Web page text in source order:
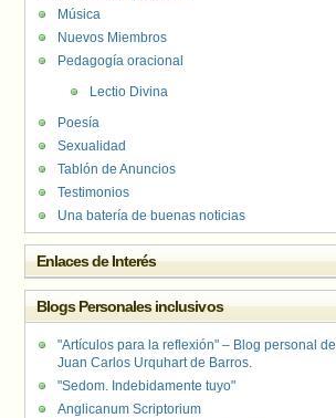
Música
Nuevos Miembros
Pedagogía oracional
Lectio Divina
Poesía
Sexualidad
Tablón de Anuncios
Testimonios
Una batería de buenas noticias
Enlaces de Interés
Blogs Personales inclusivos
"Artículos para la reflexión" – Blog personal de
Juan Carlos Urquhart de Barros.
"Sedom. Indebidamente tuyo"
Anglicanum Scriptorium